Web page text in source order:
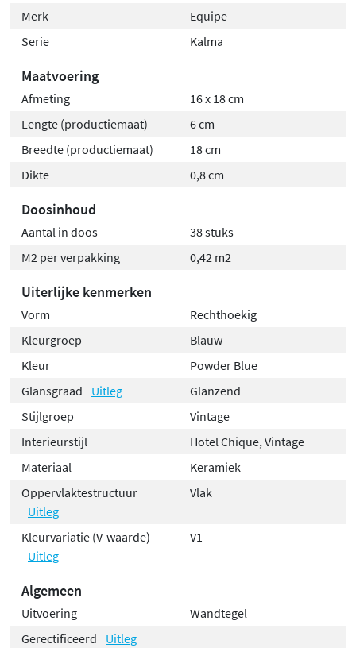
Merk
Equipe
Serie
Kalma
Maatvoering
Afmeting
16 x 18 cm
Lengte (productiemaat)
6 cm
Breedte (productiemaat)
18 cm
Dikte
0,8 cm
Doosinhoud
Aantal in doos
38 stuks
M2 per verpakking
0,42 m2
Uiterlijke kenmerken
Vorm
Rechthoekig
Kleurgroep
Blauw
Kleur
Powder Blue
Glansgraad
Uitleg
Glanzend
Stijlgroep
Vintage
Interieurstijl
Hotel Chique, Vintage
Materiaal
Keramiek
Oppervlaktestructuur
Uitleg
Vlak
Kleurvariatie (V-waarde)
Uitleg
V1
Algemeen
Uitvoering
Wandtegel
Gerectificeerd
Uitleg